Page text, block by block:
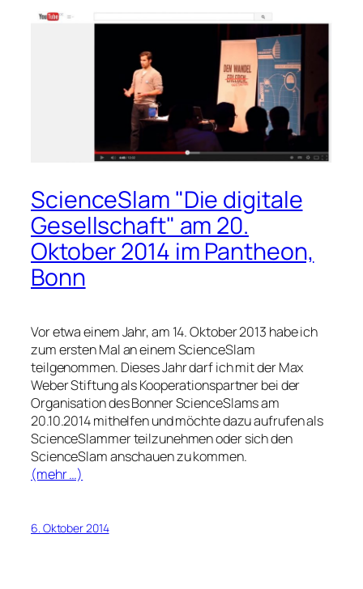
ScienceSlam "Die digitale
Gesellschaft" am 20.
Oktober 2014 im Pantheon,
Bonn
Vor etwa einem Jahr, am 14. Oktober 2013 habe ich
zum ersten Mal an einem ScienceSlam
teilgenommen. Dieses Jahr darf ich mit der Max
Weber Stiftung als Kooperationspartner bei der
Organisation des Bonner ScienceSlams am
20.10.2014 mithelfen und möchte dazu aufrufen als
ScienceSlammer teilzunehmen oder sich den
ScienceSlam anschauen zu kommen.
(mehr …)
6. Oktober 2014